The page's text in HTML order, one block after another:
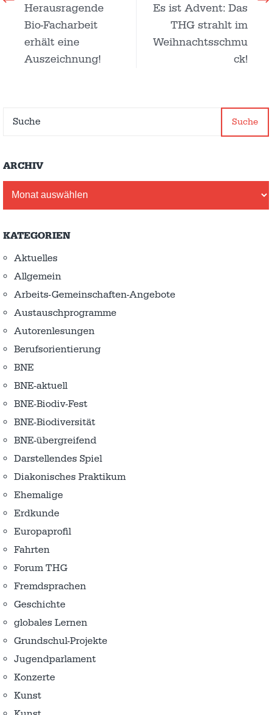
Herausragende
Bio-Facharbeit
erhält eine
Auszeichnung!
Es ist Advent: Das
THG strahlt im
Weihnachtsschmu
ck!
Suche
ARCHIV
KATEGORIEN
Aktuelles
Allgemein
Arbeits-Gemeinschaften-Angebote
Austausch­programme
Autorenlesungen
Berufsorientierung
BNE
BNE-aktuell
BNE-Biodiv-Fest
BNE-Biodiversität
BNE-übergreifend
Darstellendes Spiel
Diakonisches Praktikum
Ehemalige
Erdkunde
Europaprofil
Fahrten
Forum THG
Fremdsprachen
Geschichte
globales Lernen
Grundschul-Projekte
Jugendparlament
Konzerte
Kunst